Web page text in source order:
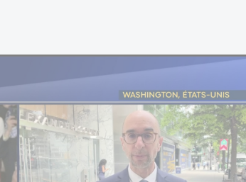
que les représailles auraient été bien
avaient été blessés. Selon lui, le drone
"une bombe qui était coincée dans